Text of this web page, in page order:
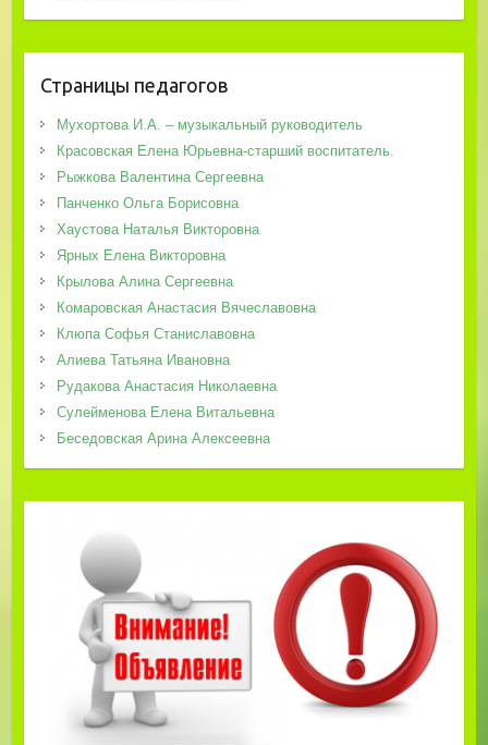
Страницы педагогов
Мухортова И.А. – музыкальный руководитель
Красовская Елена Юрьевна-старший воспитатель.
Рыжкова Валентина Сергеевна
Панченко Ольга Борисовна
Хаустова Наталья Викторовна
Ярных Елена Викторовна
Крылова Алина Сергеевна
Комаровская Анастасия Вячеславовна
Клюпа Софья Станиславовна
Алиева Татьяна Ивановна
Рудакова Анастасия Николаевна
Сулейменова Елена Витальевна
Беседовская Арина Алексеевна